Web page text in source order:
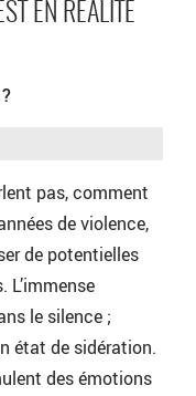
EN RÉALITÉ
pas, comment
de violence,
de potentielles
le silence ;
état de sidération.
des émotions